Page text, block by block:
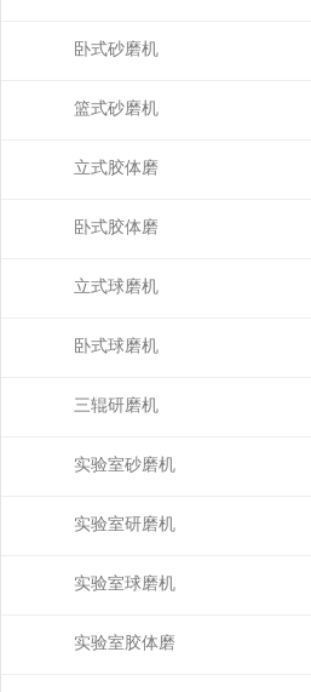
卧式砂磨机
篮式砂磨机
立式胶体磨
卧式胶体磨
立式球磨机
卧式球磨机
三辊研磨机
实验室砂磨机
实验室研磨机
实验室球磨机
实验室胶体磨